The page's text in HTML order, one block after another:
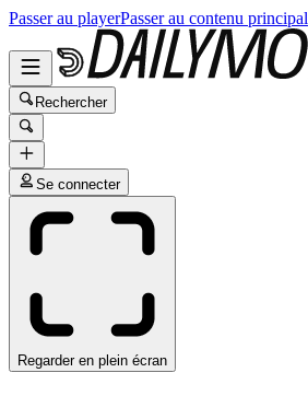
Passer au playerPasser au contenu principal
Rechercher
Se connecter
Regarder en plein écran